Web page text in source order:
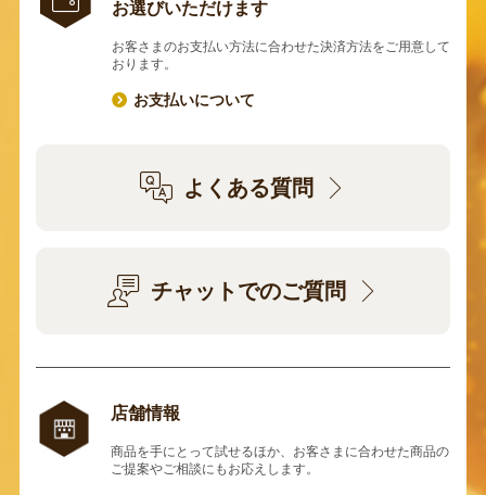
お選びいただけます
お客さまのお支払い方法に合わせた決済方法をご用意して
おります。
お支払いについて
よくある質問
チャットでのご質問
店舗情報
商品を手にとって試せるほか、お客さまに合わせた商品の
ご提案やご相談にもお応えします。